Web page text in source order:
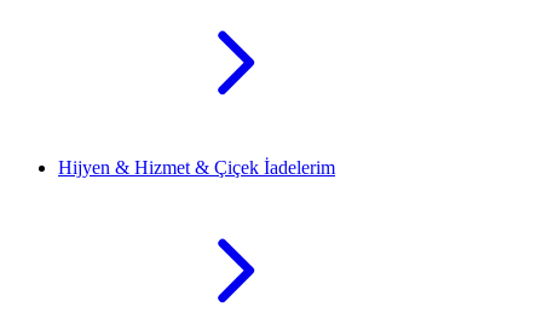
Hijyen & Hizmet & Çiçek İadelerim